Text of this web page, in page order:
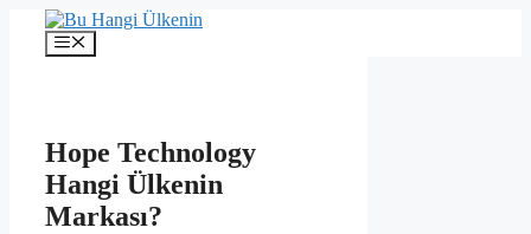
İçeriğe
Menü
Hope Technology
Hangi Ülkenin
Markası?